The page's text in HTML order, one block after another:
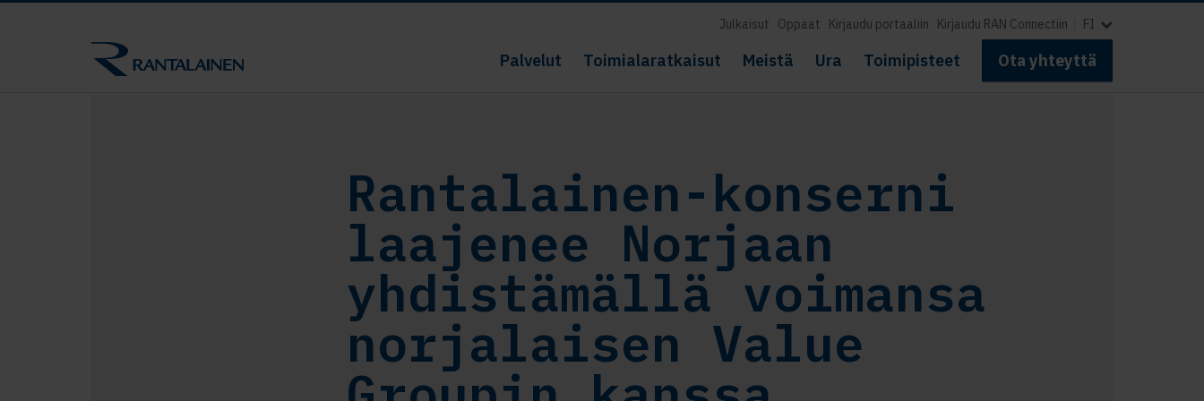
Palvelut Toimialaratkaisut Meistä Ura Toimipisteet Ota yhteyttä
Julkaisut Oppaat Kirjaudu portaaliin Kirjaudu RAN Connectiin FI
Rantalainen-konserni
laajenee Norjaan
yhdistämällä voimansa
norjalaisen Value